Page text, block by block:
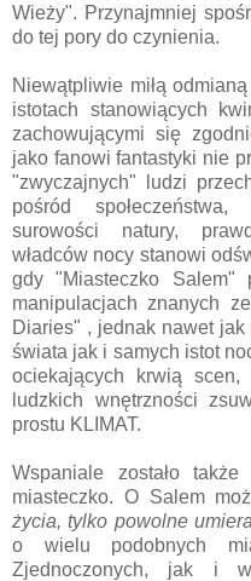
Wieży". Przynajmniej
do tej pory do czynienia.
Niewątpliwie miłą
istotach stanowiących
zachowującymi się
jako fanowi fantastyki nie
"zwyczajnych" ludzi
pośród
surowości natury,
władców nocy stanowi
gdy "Miasteczko Salem"
manipulacjach znanych
Diaries" , jednak nawet
świata jak i samych istot
ociekających krwią
ludzkich wnętrzności
prostu KLIMAT.
Wspaniale zostało
miasteczko. O Salem
życia, tylko powolne
o wielu podobnych
Zjednoczonych, jak i